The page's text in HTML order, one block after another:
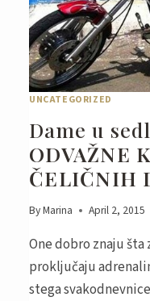
UNCATEGORIZED
Dame u
ODVAŽNE
ČELIČNIH
ByMarina April 2, 2015
One dobro znaju
proključaju
stega